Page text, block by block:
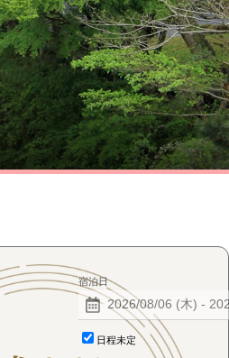
宿泊日
日程未定